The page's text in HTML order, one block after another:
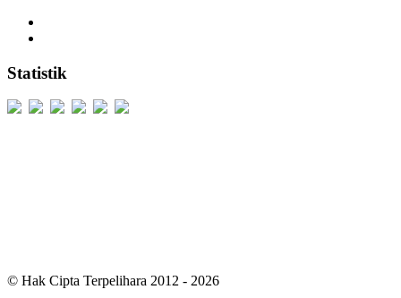
Statistik
© Hak Cipta Terpelihara 2012 - 2026